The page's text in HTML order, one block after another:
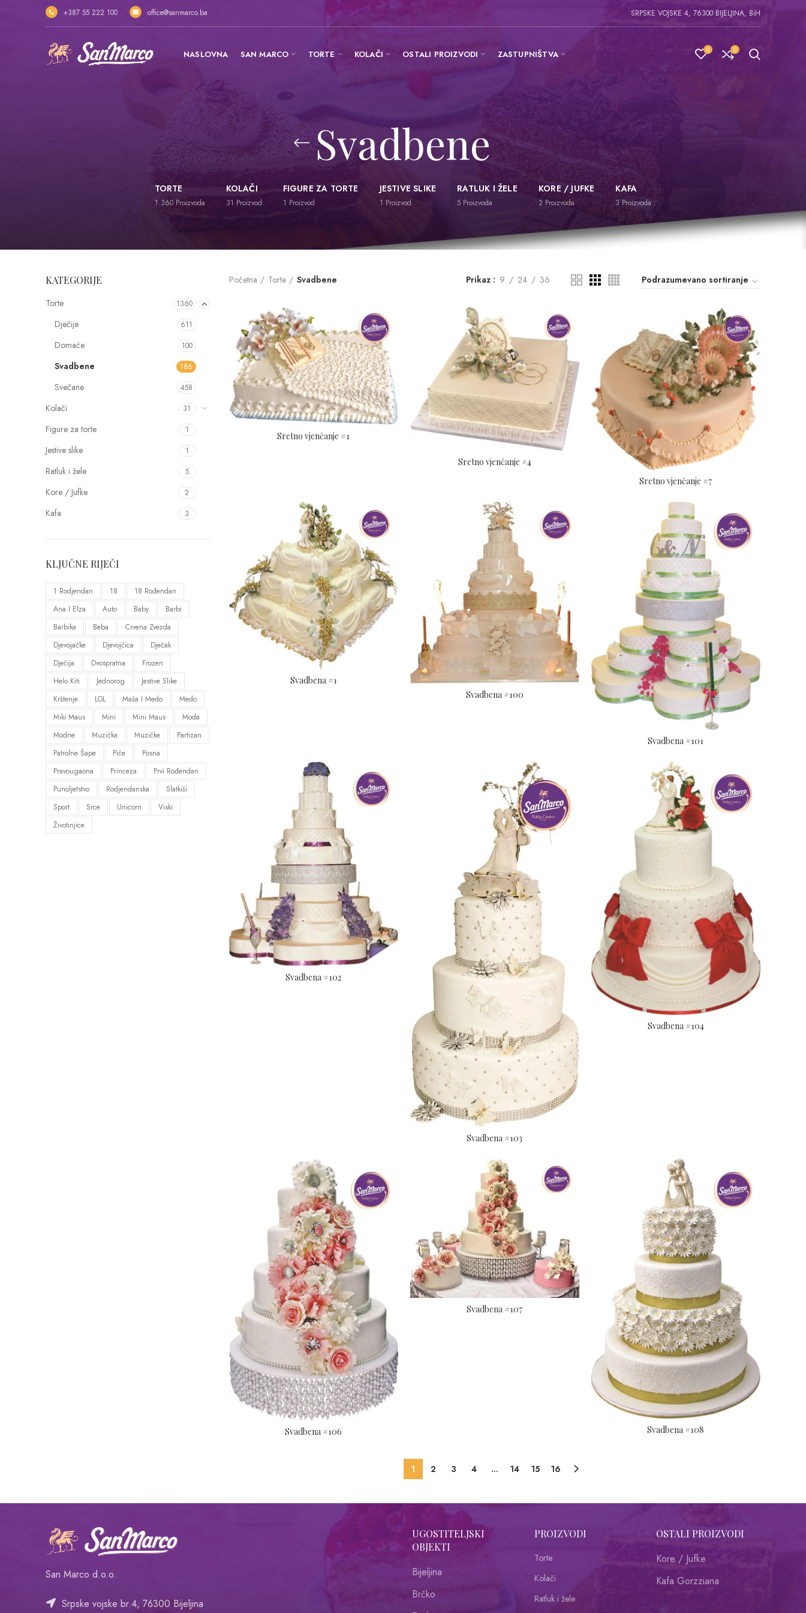
+387 55 222 100 office@sanmarco.ba SRPSKE VOJSKE 4, 76300 BIJELJINA, BiH
NASLOVNA SAN MARCO TORTE KOLAČI OSTALI PROIZVODI ZASTUPNIŠTVA 0 0
Svadbene
TORTE
1.360 Proizvoda
KOLAČI
31 Proizvod
FIGURE ZA TORTE
1 Proizvod
JESTIVE SLIKE
1 Proizvod
RATLUK I ŽELE
5 Proizvoda
KORE / JUFKE
2 Proizvoda
KAFA
3 Proizvoda
KATEGORIJE
Torte 1360
Dječije 611
Domaće 100
Svadbene 186
Svečane 458
Kolači 31
Figure za torte 1
Jestive slike 1
Ratluk i žele 5
Kore / Jufke 2
Kafa 3
KLJUČNE RIJEČI
1 Rodjendan 18
18 Rođendan
Ana I Elza
Auto Baby
Barbi
Barbika
Beba
Crvena Zvezda
Djevojačke
Djevojčica
Dječak
Dječija
Dvospratna
Frozen
Helo Kiti
Jednorog
Jestive Slike
Krštenje
LOL Maša I Medo
Medo
Miki Maus
Mini Mini Maus
Moda
Modne
Muzička Muzičke
Partizan
Patrolne Šape
Piće
Posna
Pravougaona
Princeza
Prvi Rođendan
Punoljetstvo
Rodjendanska
Slatkiši
Sport
Srce Unicorn
Viski
Životinjice
Početna Torte Svadbene Prikaz 9 24 36
Sretno vjenčanje #1
Sretno vjenčanje #4
Sretno vjenčanje #7
Svadbena #1
Svadbena #100
Svadbena #101
Svadbena #102
Svadbena #103
Svadbena #104
Svadbena #106
Svadbena #107
Svadbena #108
1 2 3 4 … 14 15 16
San Marco d.o.o.
Srpske vojske br.4, 76300 Bijeljina
UGOSTITELJSKI
OBJEKTI
Bijeljina
Brčko
PROIZVODI
Torte
Kolači
Ratluk i žele
OSTALI PROIZVODI
Kore / Jufke
Kafa Gorzziana